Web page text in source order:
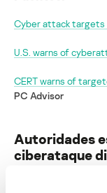
Cyber attack targets
U.S. warns of
CERT warns of
PC Advisor
Autoridades
ciberataque
Su dirección de